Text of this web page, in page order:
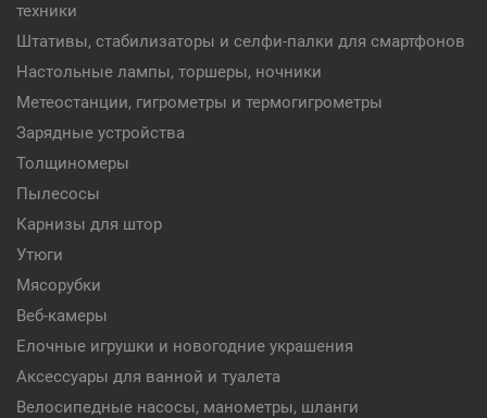
техники
Штативы, стабилизаторы и селфи-палки для смартфонов
Настольные лампы, торшеры, ночники
Метеостанции, гигрометры и термогигрометры
Зарядные устройства
Толщиномеры
Пылесосы
Карнизы для штор
Утюги
Мясорубки
Веб-камеры
Елочные игрушки и новогодние украшения
Аксессуары для ванной и туалета
Велосипедные насосы, манометры, шланги